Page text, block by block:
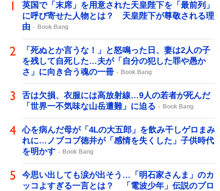
英国で「末席」を用意された天皇陛下を「最前列」
に呼び寄せた人物とは？ 天皇陛下が尊敬される理
由
Book Bang
「死ぬとか言うな！」と怒鳴った日、妻は2人の子
を残して自死した…夫が「自分の犯した罪や愚か
さ」に向き合う魂の一冊
Book Bang
舌は欠損、衣服には高放射線…9人の若者が死んだ
「世界一不気味な山岳遭難」に迫る
Book Bang
心を病んだ母が「4Lの大五郎」を飲み干しゲロまみ
れに…ノブコブ徳井が「感情を失くした」子供時代
を明かす
Book Bang
今思い出しても涙が出そう…「明石家さんま」のカ
ッコよすぎる一言とは？ 「電波少年」伝説のプロ